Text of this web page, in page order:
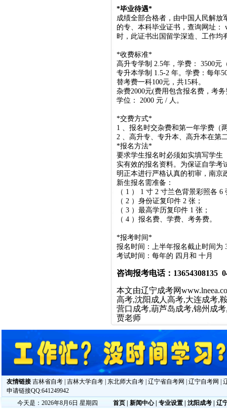
*毕业待遇*
成绩全部合格者，由中国人民解放
的专、本科毕业证书，查询网址：
时，此证书出国留学深造、工作均
*收费标准*
高升专学制 2.5年，学费： 3500元
专升本学制 1.5-2 年。学费：每年
替考费一科100元，共15科。
杂费2000元(费用包含报名费，考
学位： 2000 元 / 人。
*交费方式*
1 、报名时交杂费和第一年学费（
2 、高升专、专升本、高升本在第
*报名方法*
要求学生报名时必须如实填写学生
实有效的报名资料。为保证自学考
明正本进行严格认真的初审，南京
新生报名需准备：
（ 1 ） 1 寸 2 寸兰色背景彩照各 6
（ 2 ）身份证复印件 2 张；
（ 3 ）最高学历复印件 1 张；
（ 4 ）报名费、学费、考务费。
*报考时间*
报名时间：上半年报名截止时间为
考试时间：每年的 四月和 十月
咨询报考电话：13654308135
本文由辽宁成考网
高考,沈阳成人高考,大连成考,
营口成考,葫芦岛成考,锦州成
贾老师
友情链接 吉林省自考 吉林大学自考 东北师大自考 辽宁省自考网 辽宁自考网
申请链接QQ:641249942
今天是：2026年8月6日 星期四
首页 新闻中心| 专业设置 沈阳成考 辽